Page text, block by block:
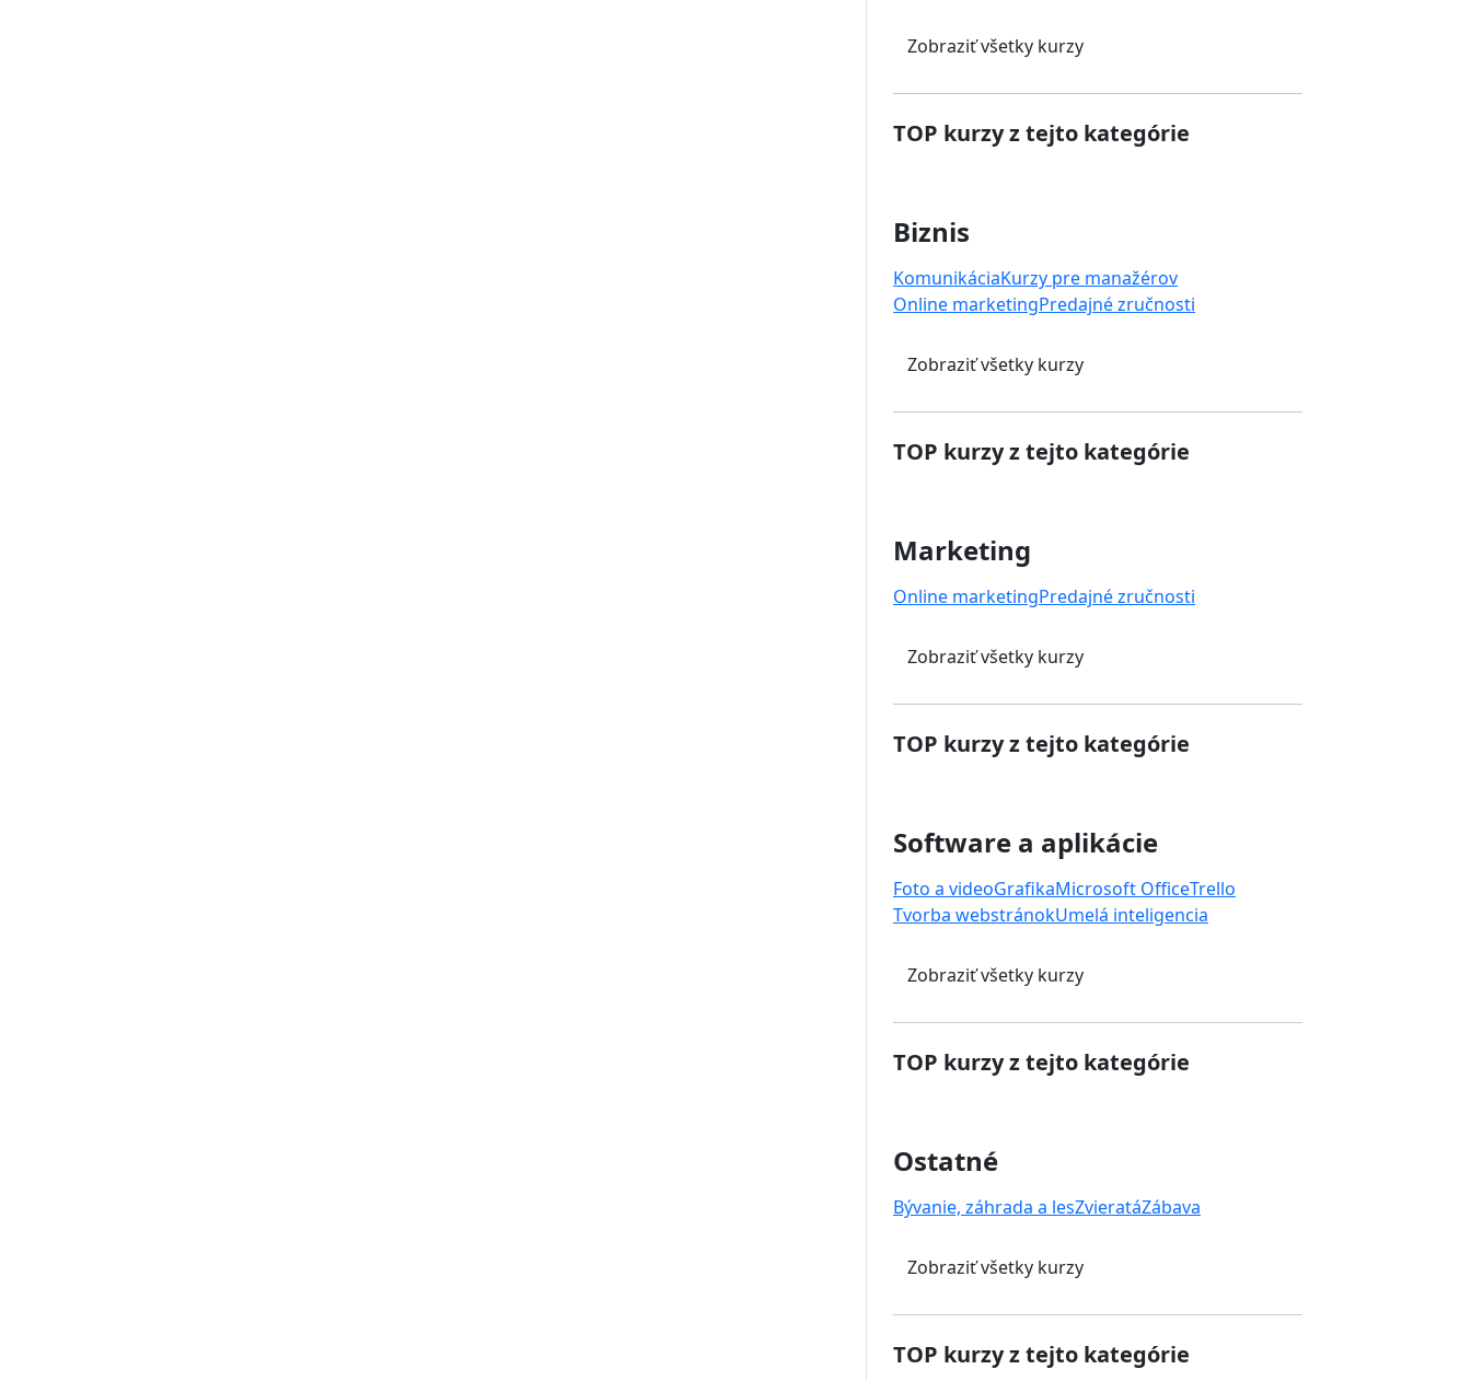
Zobraziť všetky kurzy
TOP kurzy z tejto kategórie
Biznis
KomunikáciaKurzy pre manažérov
Online marketingPredajné zručnosti
Zobraziť všetky kurzy
TOP kurzy z tejto kategórie
Marketing
Online marketingPredajné zručnosti
Zobraziť všetky kurzy
TOP kurzy z tejto kategórie
Software a aplikácie
Foto a videoGrafikaMicrosoft OfficeTrello
Tvorba webstránokUmelá inteligencia
Zobraziť všetky kurzy
TOP kurzy z tejto kategórie
Ostatné
Bývanie, záhrada a lesZvieratáZábava
Zobraziť všetky kurzy
TOP kurzy z tejto kategórie